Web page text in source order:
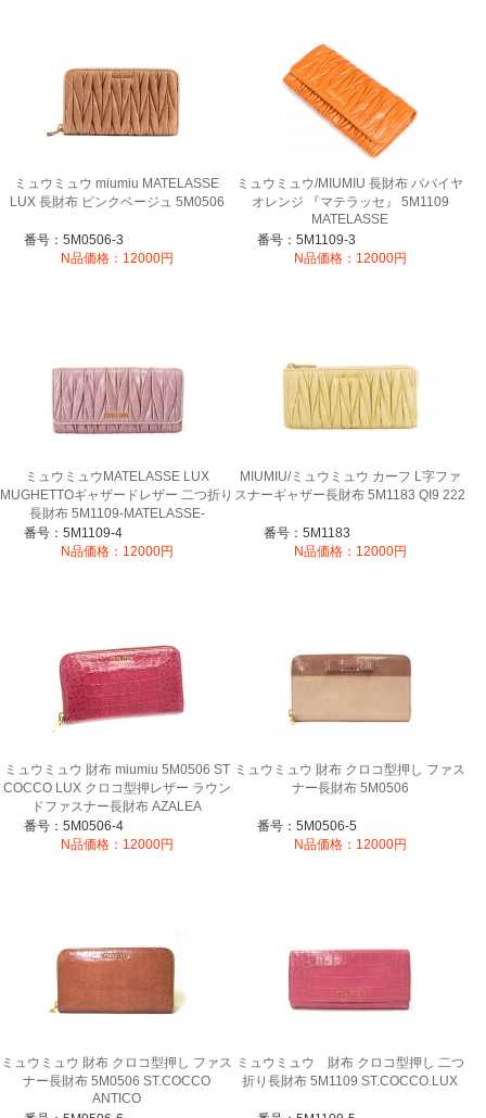
ミュウミュウ miumiu MATELASSE
LUX 長財布 ピンクベージュ 5M0506
番号：5M0506-3
N品価格：12000円
ミュウミュウ/MIUMIU 長財布 パパイヤ
オレンジ 『マテラッセ』 5M1109
MATELASSE
番号：5M1109-3
N品価格：12000円
ミュウミュウMATELASSE LUX
MUGHETTOギャザードレザー 二つ折り
長財布 5M1109-MATELASSE-
MUGHETTO
番号：5M1109-4
N品価格：12000円
MIUMIU/ミュウミュウ カーフ L字ファ
スナーギャザー長財布 5M1183 QI9 222
番号：5M1183
N品価格：12000円
ミュウミュウ 財布 miumiu 5M0506 ST
COCCO LUX クロコ型押レザー ラウン
ドファスナー長財布 AZALEA
番号：5M0506-4
N品価格：12000円
ミュウミュウ 財布 クロコ型押し ファス
ナー長財布 5M0506
番号：5M0506-5
N品価格：12000円
ミュウミュウ 財布 クロコ型押し ファス
ナー長財布 5M0506 ST.COCCO
ANTICO
ミュウミュウ 財布 クロコ型押し 二つ
折り長財布 5M1109 ST.COCCO.LUX